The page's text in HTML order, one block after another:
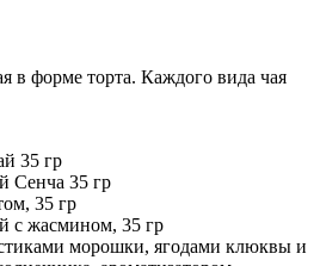
в форме торта. Каждого вида чая
35 гр
Сенча 35 гр
35 гр
с жасмином, 35 гр
морошки, ягодами клюквы и